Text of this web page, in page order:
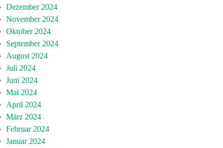
Dezember 2024
November 2024
Oktober 2024
September 2024
August 2024
Juli 2024
Juni 2024
Mai 2024
April 2024
März 2024
Februar 2024
Januar 2024